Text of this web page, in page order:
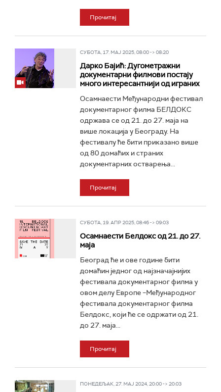
Прочитај
СУБОТА, 17. МАЈ 2025, 08:00 -> 08:20
Дарко Бајић: Дугометражни
документарни филмови постају
много интересантнији од играних
Осамнаести Међународни фестивал
документарног филма БЕЛДОКС
одржава се од 21. до 27. маја на
више локација у Београду. На
фестивалу ће бити приказано више
од 80 домаћих и страних
документарних остварења...
Прочитај
СУБОТА, 19. АПР 2025, 08:46 -> 09:03
Осамнаести Белдокс од 21. до 27.
маја
Београд ће и ове године бити
домаћин једног од најзначајнијих
фестивала документарног филма у
овом делу Европе –Међународног
фестивала документарног филма
Белдокс, који ће се одржати од 21.
до 27. маја...
Прочитај
ПОНЕДЕЉАК, 27. МАЈ 2024, 20:00 -> 20:03